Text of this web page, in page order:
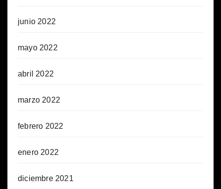
junio 2022
mayo 2022
abril 2022
marzo 2022
febrero 2022
enero 2022
diciembre 2021